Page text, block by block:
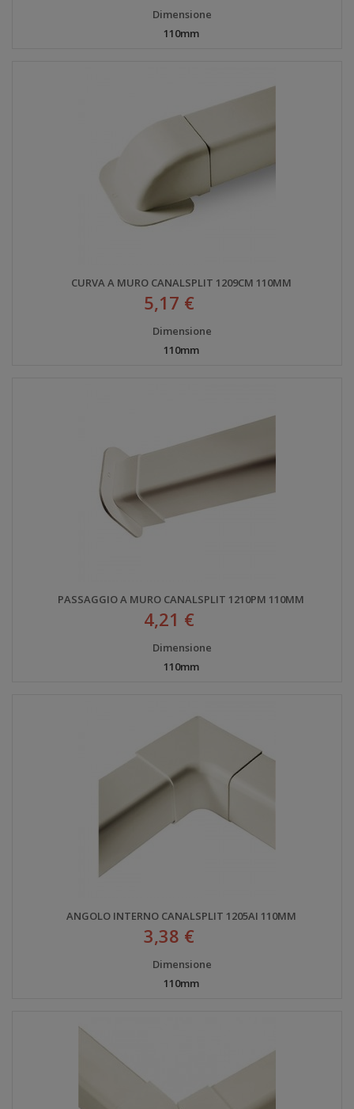
Dimensione
110mm
CURVA A MURO CANALSPLIT 1209CM 110MM
5,17 €
Dimensione
110mm
PASSAGGIO A MURO CANALSPLIT 1210PM 110MM
4,21 €
Dimensione
110mm
ANGOLO INTERNO CANALSPLIT 1205AI 110MM
3,38 €
Dimensione
110mm